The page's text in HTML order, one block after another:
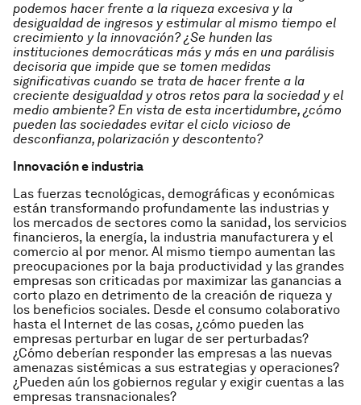
podemos hacer frente a la riqueza excesiva y la
desigualdad de ingresos y estimular al mismo tiempo el
crecimiento y la innovación? ¿Se hunden las
instituciones democráticas más y más en una parálisis
decisoria que impide que se tomen medidas
significativas cuando se trata de hacer frente a la
creciente desigualdad y otros retos para la sociedad y el
medio ambiente? En vista de esta incertidumbre, ¿cómo
pueden las sociedades evitar el ciclo vicioso de
desconfianza, polarización y descontento?
Innovación e industria
Las fuerzas tecnológicas, demográficas y económicas
están transformando profundamente las industrias y
los mercados de sectores como la sanidad, los servicios
financieros, la energía, la industria manufacturera y el
comercio al por menor. Al mismo tiempo aumentan las
preocupaciones por la baja productividad y las grandes
empresas son criticadas por maximizar las ganancias a
corto plazo en detrimento de la creación de riqueza y
los beneficios sociales. Desde el consumo colaborativo
hasta el Internet de las cosas, ¿cómo pueden las
empresas perturbar en lugar de ser perturbadas?
¿Cómo deberían responder las empresas a las nuevas
amenazas sistémicas a sus estrategias y operaciones?
¿Pueden aún los gobiernos regular y exigir cuentas a las
empresas transnacionales?